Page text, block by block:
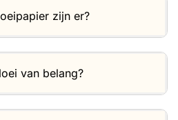
zijn er?
van belang?